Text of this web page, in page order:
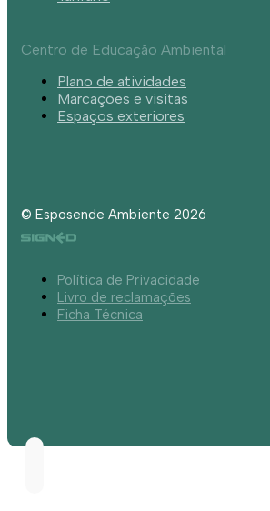
Centro de Educação Ambiental
Plano de atividades
Marcações e visitas
Espaços exteriores
© Esposende Ambiente 2026
Política de Privacidade
Livro de reclamações
Ficha Técnica